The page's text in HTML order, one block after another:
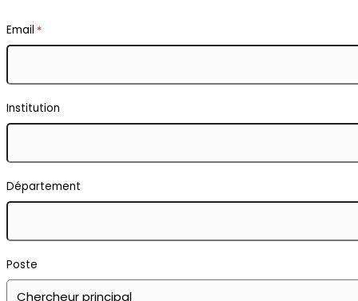
Email *
Institution
Département
Poste